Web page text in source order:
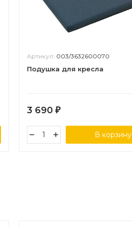
Артикул: 003/3632600070
Подушка для кресла
3 690 ₽
В корзину